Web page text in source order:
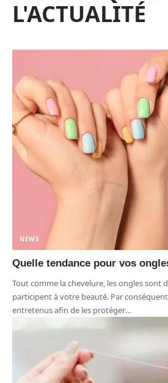
L'ACTUALITÉ
NEWS
Quelle tendance pour vos
Tout comme la chevelure, les ongles sont
participent à votre beauté. Par
entretenus afin de les protéger…